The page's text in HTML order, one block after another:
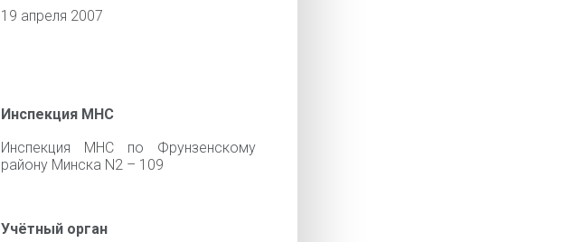
19 апреля 2007
Инспекция МНС
Инспекция МНС по Фрунзенскому
району Минска N2 – 109
Учётный орган